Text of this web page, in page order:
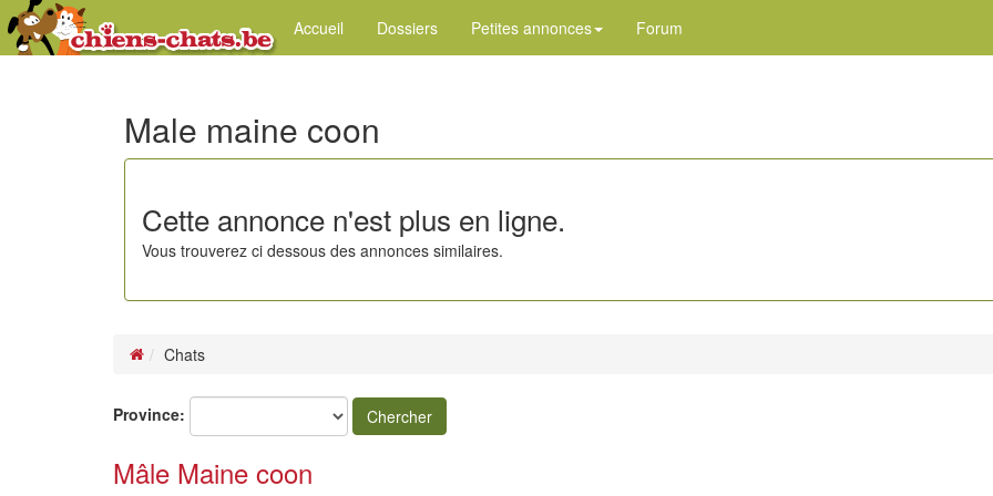
Accueil Dossiers Petites annonces Forum
Male maine coon
Cette annonce n'est plus en ligne.
Vous trouverez ci dessous des annonces similaires.
Chats
Province: Chercher
Mâle Maine coon